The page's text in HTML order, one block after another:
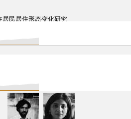
民居住形态变化研究
议
中印城市研究工作坊